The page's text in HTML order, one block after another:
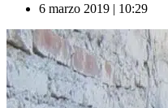
6 marzo 2019 | 10:29